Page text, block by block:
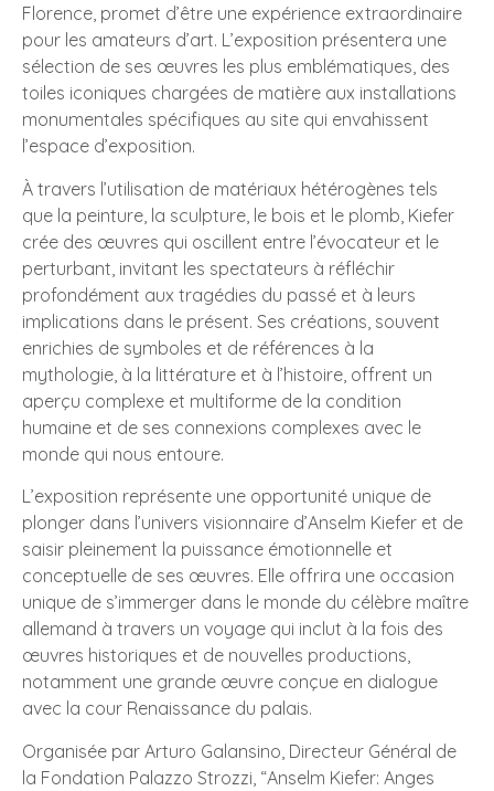
Florence, promet d’être une expérience extraordinaire
pour les amateurs d’art. L’exposition présentera une
sélection de ses œuvres les plus emblématiques, des
toiles iconiques chargées de matière aux installations
monumentales spécifiques au site qui envahissent
l’espace d’exposition.
À travers l’utilisation de matériaux hétérogènes tels
que la peinture, la sculpture, le bois et le plomb, Kiefer
crée des œuvres qui oscillent entre l’évocateur et le
perturbant, invitant les spectateurs à réfléchir
profondément aux tragédies du passé et à leurs
implications dans le présent. Ses créations, souvent
enrichies de symboles et de références à la
mythologie, à la littérature et à l’histoire, offrent un
aperçu complexe et multiforme de la condition
humaine et de ses connexions complexes avec le
monde qui nous entoure.
L’exposition représente une opportunité unique de
plonger dans l’univers visionnaire d’Anselm Kiefer et de
saisir pleinement la puissance émotionnelle et
conceptuelle de ses œuvres. Elle offrira une occasion
unique de s’immerger dans le monde du célèbre maître
allemand à travers un voyage qui inclut à la fois des
œuvres historiques et de nouvelles productions,
notamment une grande œuvre conçue en dialogue
avec la cour Renaissance du palais.
Organisée par Arturo Galansino, Directeur Général de
la Fondation Palazzo Strozzi, “Anselm Kiefer: Anges